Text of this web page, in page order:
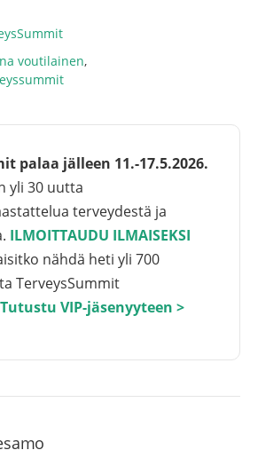
voutilainen,
palaa jälleen 11.-17.5.2026.
yli 30 uutta
terveydestä ja
ILMOITTAUDU ILMAISEKSI
nähdä heti yli 700
TerveysSummit
Tutustu VIP-jäsenyyteen >